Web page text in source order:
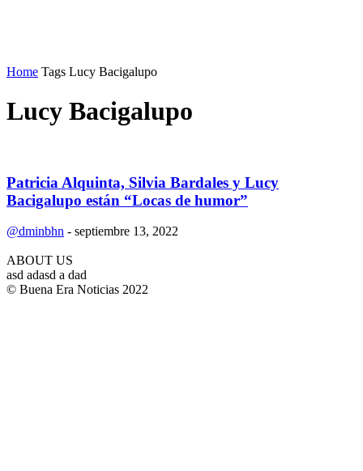
Home Tags Lucy Bacigalupo
Lucy Bacigalupo
Patricia Alquinta, Silvia Bardales y Lucy
Bacigalupo están “Locas de humor”
@dminbhn - septiembre 13, 2022
ABOUT US
asd adasd a dad
© Buena Era Noticias 2022